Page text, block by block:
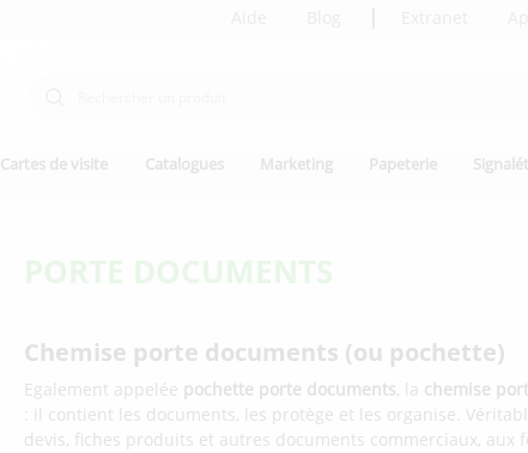
Cartes de visite Catalogues Marketing Papeterie
Chemise porte documents (ou pochette)
Egalement appelée pochette porte documents, la chemise
: il contient les documents, les protège et les organise.
devis, fiches produits et autres documents commerciaux, aux